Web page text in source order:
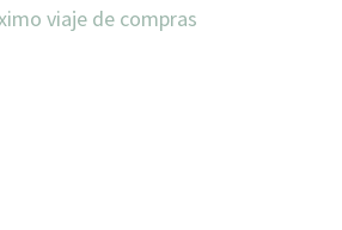
viaje de compras